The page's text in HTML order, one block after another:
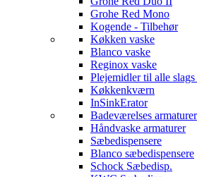
Grohe Red Mono
Kogende - Tilbehør
Køkken vaske
Blanco vaske
Reginox vaske
Plejemidler til alle slags
Køkkenkværn
InSinkErator
Badeværelses armaturer
Håndvaske armaturer
Sæbedispensere
Blanco sæbedispensere
Schock Sæbedisp.